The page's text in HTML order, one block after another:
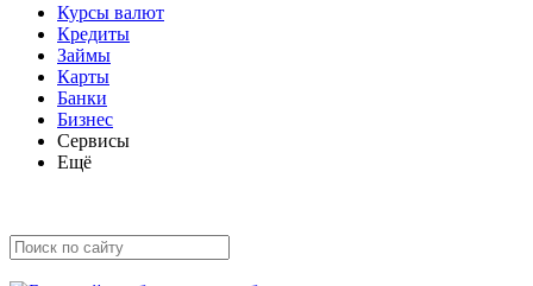
Курсы валют
Кредиты
Займы
Карты
Банки
Бизнес
Сервисы
Ещё